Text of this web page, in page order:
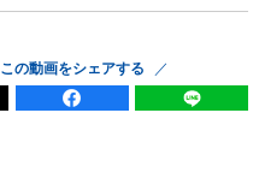
この動画をシェアする